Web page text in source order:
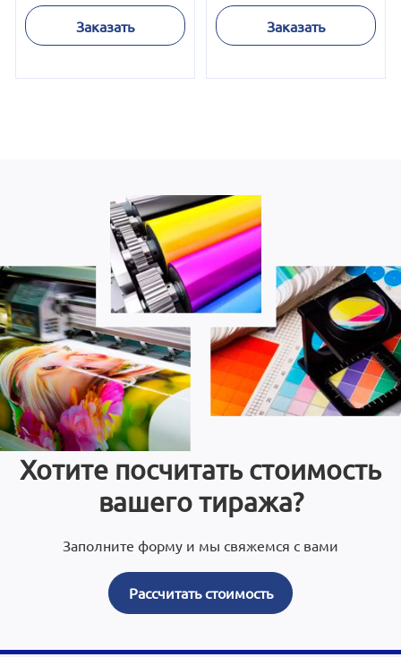
Заказать Заказать
Хотите посчитать стоимость
вашего тиража?
Заполните форму и мы свяжемся с вами
Рассчитать стоимость